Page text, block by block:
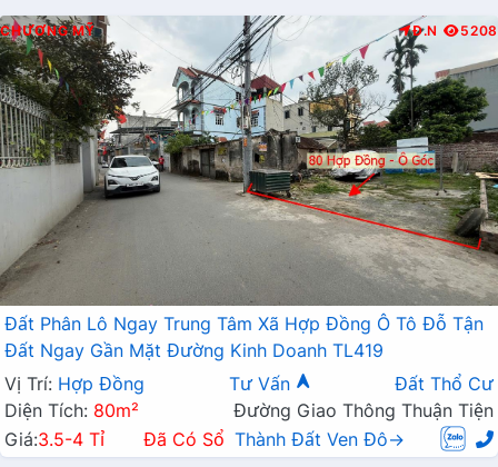
CHƯƠNG MỸ Đ.N 5208
Đất Phân Lô Ngay Trung Tâm Xã Hợp Đồng Ô Tô Đỗ Tận
Đất Ngay Gần Mặt Đường Kinh Doanh TL419
Vị Trí: Hợp Đồng Tư Vấn
Đất Thổ Cư
Diện Tích: 80m²
Đường Giao Thông Thuận Tiện
Giá:3.5-4 Tỉ Đã Có Sổ Thành Đất Ven Đô→